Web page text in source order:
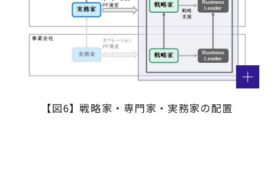
【図6】戦略家・専門家・実務家の配置